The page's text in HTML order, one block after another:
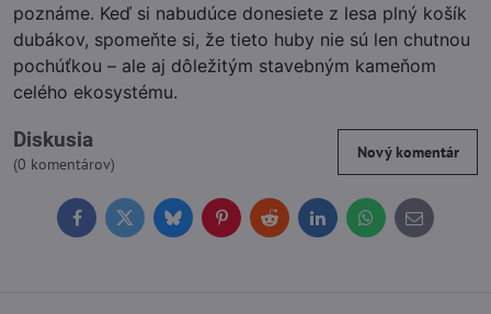
poznáme. Keď si nabudúce donesiete z lesa plný košík
dubákov, spomeňte si, že tieto huby nie sú len chutnou
pochúťkou – ale aj dôležitým stavebným kameňom
celého ekosystému.
Diskusia
(0 komentárov)
Nový komentár
FacebookTwitterBlueskyPinterestReddit LinkedInWhatsApp
E-
mail